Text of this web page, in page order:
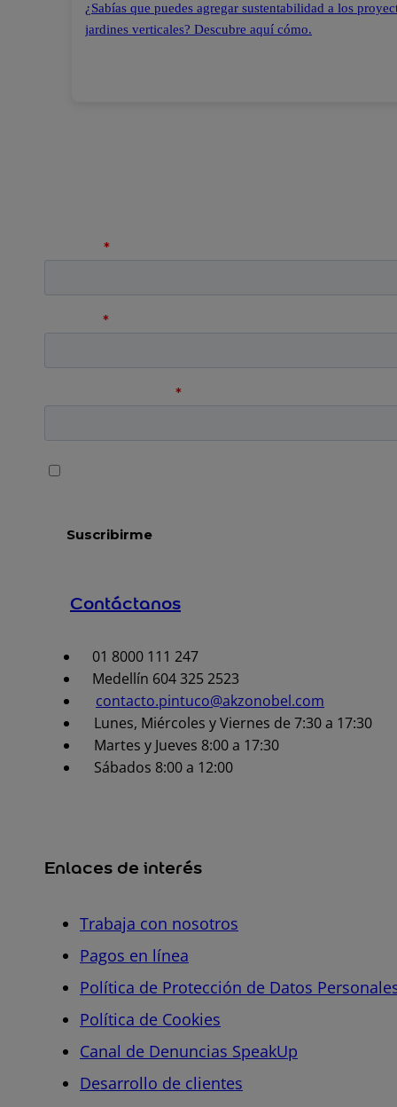
¿Sabías que puedes agregar sustentabilidad a los
jardines verticales? Descubre aquí cómo.
Contáctanos
01 8000 111 247
Medellín 604 325 2523
contacto.pintuco@akzonobel.com
Lunes, Miércoles y Viernes de 7:30 a 17:30
Martes y Jueves 8:00 a 17:30
Sábados 8:00 a 12:00
Enlaces de interés
Trabaja con nosotros
Pagos en línea
Política de Protección de Datos
Política de Cookies
Canal de Denuncias SpeakUp
Desarrollo de clientes